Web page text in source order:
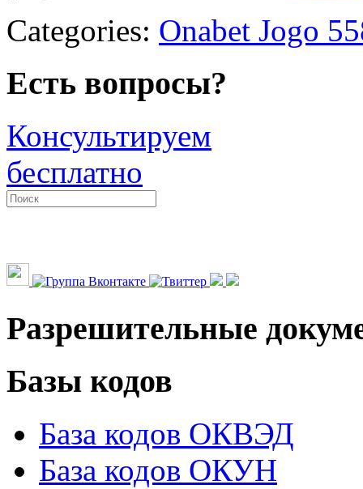
Categories: Onabet Jogo
Есть вопросы?
Консультируем
бесплатно
Разрешительные
Базы кодов
База кодов ОКВЭД
База кодов ОКУН